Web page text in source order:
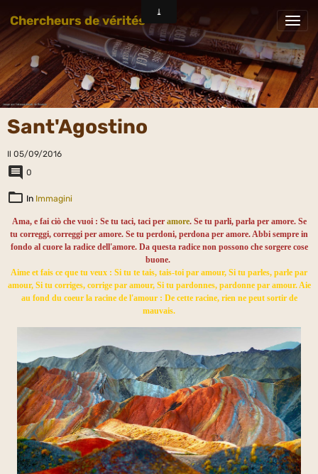
Chercheurs de vérités
Sant'Agostino
Il 05/09/2016
0
In Immagini
Ama, e fai ciò che vuoi : Se tu taci, taci per amore. Se tu parli, parla per amore. Se
tu correggi, correggi per amore. Se tu perdoni, perdona per amore. Abbi sempre in
fondo al cuore la radice dell'amore. Da questa radice non possono che sorgere cose
buone.
Aime et fais ce que tu veux : Si tu te tais, tais-toi par amour, Si tu parles, parle par
amour, Si tu corriges, corrige par amour, Si tu pardonnes, pardonne par amour. Aie
au fond du coeur la racine de l'amour : De cette racine, rien ne peut sortir de
mauvais.